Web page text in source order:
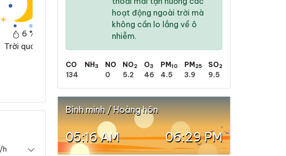
6 %
Trời quang
h
hoạt động ngoài trời mà
không cần lo lắng về ô
nhiễm.
CO
134
NH3
NO
0
NO2
5.2
O3
46
PM10
4.5
PM25
3.9
SO2
9.5
Bình minh / Hoàng hôn
05:16 AM 06:29 PM